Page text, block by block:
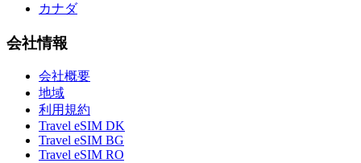
カナダ
会社情報
会社概要
地域
利用規約
Travel eSIM DK
Travel eSIM BG
Travel eSIM RO